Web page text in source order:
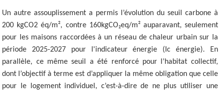
Un autre assouplissement a permis l’évolution du seuil carbone à
200 kgCO2 éq/m², contre 160kgCO₂eq/m² auparavant, seulement
pour les maisons raccordées à un réseau de chaleur urbain sur la
période 2025-2027 pour l'indicateur énergie (Ic énergie). En
parallèle, ce même seuil a été renforcé pour l’habitat collectif,
dont l’objectif à terme est d’appliquer la même obligation que celle
pour le logement individuel, c’est-à-dire de ne plus utiliser une